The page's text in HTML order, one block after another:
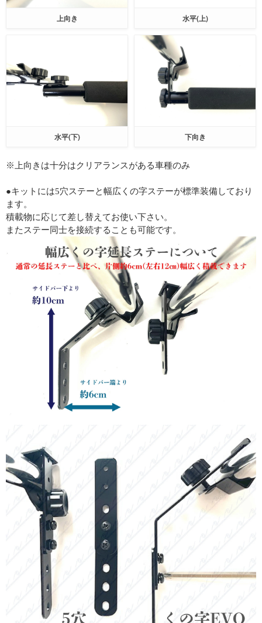
上向き 水平(上)
水平(下) 下向き
※上向きは十分はクリアランスがある車種のみ
●キットには5穴ステーと幅広くの字ステーが標準装備しており
ます。
積載物に応じて差し替えてお使い下さい。
またステー同士を接続することも可能です。